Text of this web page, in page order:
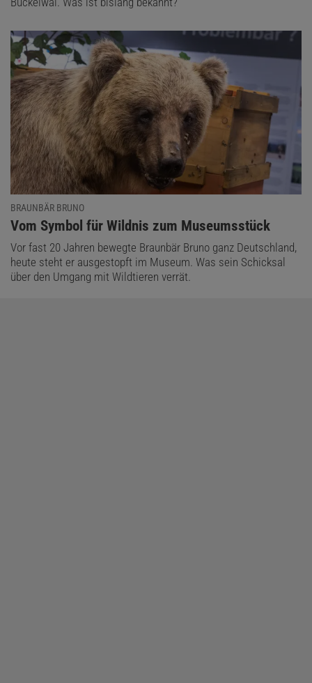
BRAUNBÄR BRUNO
:
Vom Symbol für Wildnis zum Museumsstück
Vor fast 20 Jahren bewegte Braunbär Bruno ganz Deutschland,
heute steht er ausgestopft im Museum. Was sein Schicksal
über den Umgang mit Wildtieren verrät.